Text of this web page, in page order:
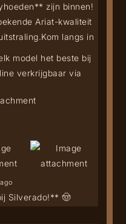
Silverado!** 🤠
zijn binnen!
Ariat-kwaliteit
Kom langs in
model het beste bij
verkrijgbaar via